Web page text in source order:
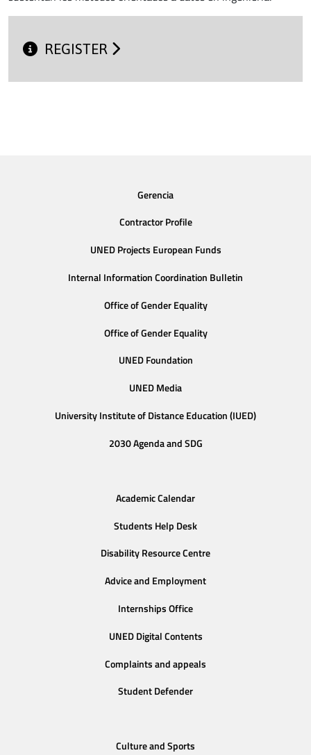
REGISTER
Gerencia
Contractor Profile
UNED Projects European Funds
Internal Information Coordination Bulletin
Office of Gender Equality
Office of Gender Equality
UNED Foundation
UNED Media
University Institute of Distance Education (IUED)
2030 Agenda and SDG
Academic Calendar
Students Help Desk
Disability Resource Centre
Advice and Employment
Internships Office
UNED Digital Contents
Complaints and appeals
Student Defender
Culture and Sports